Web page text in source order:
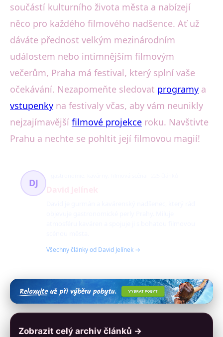
součástí kulturního života města a nabízejí
něco pro každého filmového nadšence. Ať už
dáváte přednost velkým mezinárodním
událostem nebo intimnějším filmovým
večerům, Praha má festival, který splní vaše
očekávání. Nezapomeňte sledovat programy a
vstupenky na festivaly včas, aby vám neunikly
nejzajímavější filmové projekce roku. Navštivte
Prahu a nechte se pohltit její filmovou magií!
DJ
Všechny články od David Jelínek →
Zobrazit celý archiv článků →